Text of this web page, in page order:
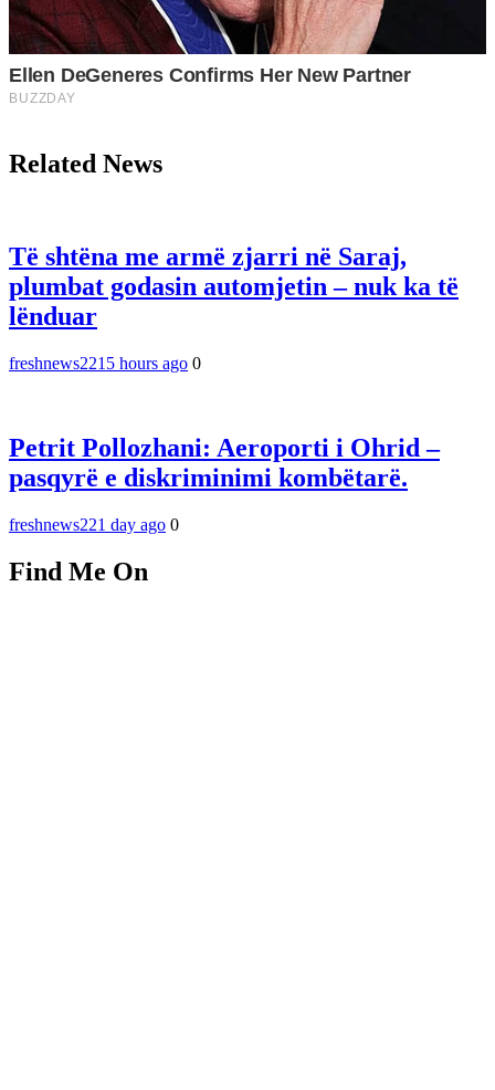
Related News
Të shtëna me armë zjarri në Saraj,
plumbat godasin automjetin – nuk ka të
lënduar
freshnews2215 hours ago 0
Petrit Pollozhani: Aeroporti i Ohrid –
pasqyrë e diskriminimi kombëtarë.
freshnews221 day ago 0
Find Me On